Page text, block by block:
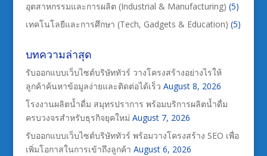
อุตสาหกรรมและการผลิต (Industrial & Manufacturing) (5)
เทคโนโลยีและการศึกษา (Tech, Gadgets & Education) (5)
บทความล่าสุด
รับออกแบบเว็บไซต์บริษัททัวร์ วางโครงสร้างอย่างไรให้
ลูกค้าค้นหาข้อมูลง่ายและติดต่อได้เร็ว August 8, 2026
โรงงานผลิตน้ำดื่ม สมุทรปราการ พร้อมบริการผลิตน้ำดื่ม
ครบวงจรสำหรับธุรกิจยุคใหม่ August 7, 2026
รับออกแบบเว็บไซต์บริษัททัวร์ พร้อมวางโครงสร้าง SEO เพื่อ
เพิ่มโอกาสในการเข้าถึงลูกค้า August 6, 2026